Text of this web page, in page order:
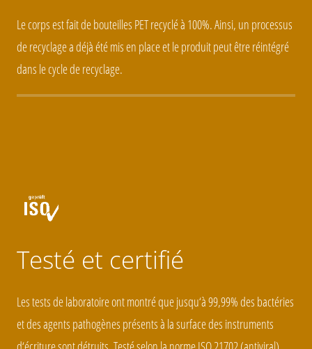
Le corps est fait de bouteilles PET recyclé à 100%. Ainsi, un processus
de recyclage a déjà été mis en place et le produit peut être réintégré
dans le cycle de recyclage.
Testé et certifié
Les tests de laboratoire ont montré que jusqu‘à 99,99% des bactéries
et des agents pathogènes présents à la surface des instruments